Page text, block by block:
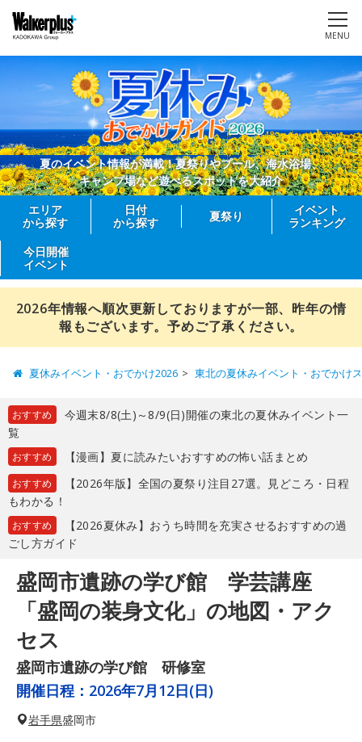
MENU
夏のイベント情報が満載！夏祭りやプール、海水浴場、
キャンプ場など遊べるスポットを大紹介
エリア
から探す
日付
から探す
夏祭り
イベント
ランキング
今日開催
イベント
2026年情報へ順次更新しておりますが一部、昨年の情
報もございます。予めご了承ください。
夏休みイベント・おでかけ2026 東北の夏休みイベント・おでかけ
おすすめ
今週末8/8(土)～8/9(日)開催の東北の夏休みイベント一
覧
おすすめ 【漫画】夏に読みたいおすすめの怖い話まとめ
おすすめ
【2026年版】全国の夏祭り注目27選。見どころ・日程
もわかる！
おすすめ
【2026夏休み】おうち時間を充実させるおすすめの過
ごし方ガイド
盛岡市遺跡の学び館 学芸講座
「盛岡の装身文化」の地図・アク
セス
盛岡市遺跡の学び館 研修室
開催日程： 2026年7月12日(日)
岩手県盛岡市